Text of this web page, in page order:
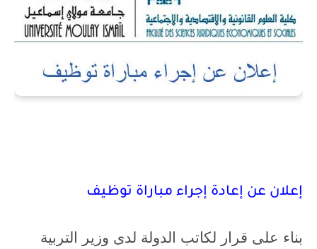
إعلان عن إعادة إجراء مباراة توظيف
بناء على قرار لكاتب الدولة لدى وزير التربية